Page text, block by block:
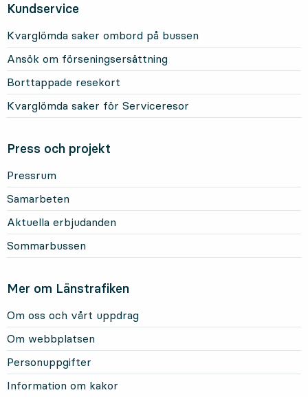
Kundservice
Kvarglömda saker ombord på bussen
Ansök om förseningsersättning
Borttappade resekort
Kvarglömda saker för Serviceresor
Press och projekt
Pressrum
Samarbeten
Aktuella erbjudanden
Sommarbussen
Mer om Länstrafiken
Om oss och vårt uppdrag
Om webbplatsen
Personuppgifter
Information om kakor